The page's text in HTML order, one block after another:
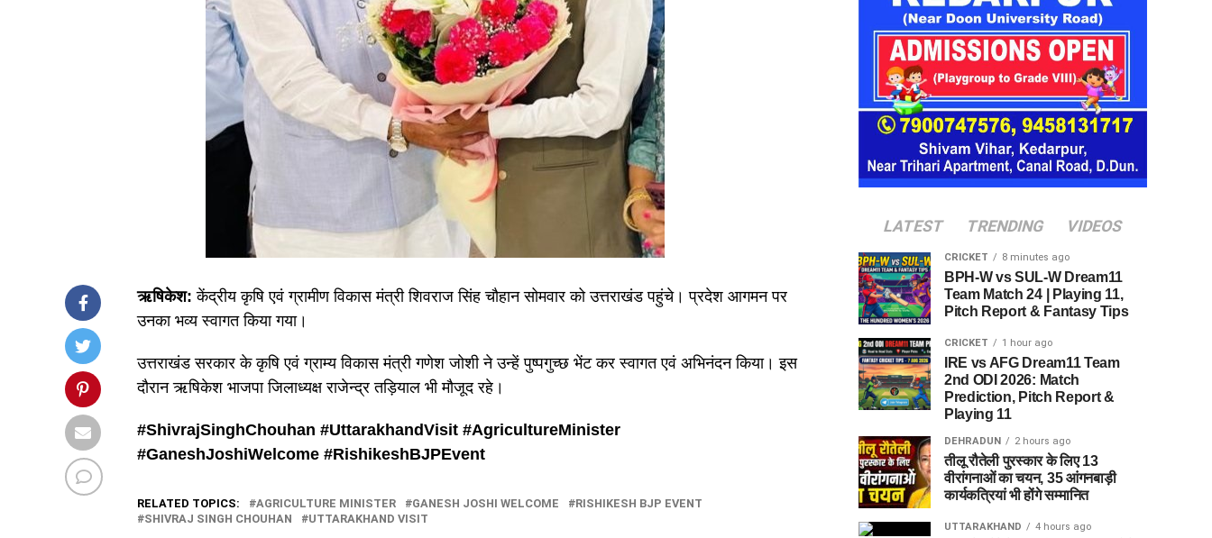
ऋषिकेश:केंद्रीय कृषि एवं ग्रामीण विकास मंत्री शिवराज सिंह चौहान सोमवार को उत्तराखंड पहुंचे। प्रदेश आगमन पर
उनका भव्य स्वागत किया गया।
उत्तराखंड सरकार के कृषि एवं ग्राम्य विकास मंत्री गणेश जोशी ने उन्हें पुष्पगुच्छ भेंट कर स्वागत एवं अभिनंदन किया। इस
दौरान ऋषिकेश भाजपा जिलाध्यक्ष राजेन्द्र तड़ियाल भी मौजूद रहे।
#ShivrajSinghChouhan #UttarakhandVisit #AgricultureMinister
#GaneshJoshiWelcome #RishikeshBJPEvent
RELATED TOPICS: AGRICULTURE MINISTER GANESH JOSHI WELCOME
RISHIKESH BJP EVENT
SHIVRAJ SINGH CHOUHAN
UTTARAKHAND VISIT
LATEST TRENDING VIDEOS
CRICKET 8 minutes ago
BPH-W vs SUL-W Dream11
Team Match 24 | Playing 11,
Pitch Report & Fantasy Tips
CRICKET 1 hour ago
IRE vs AFG Dream11 Team
2nd ODI 2026: Match
Prediction, Pitch Report &
Playing 11
DEHRADUN 2 hours ago
तीलू रौतेली पुरस्कार के लिए 13
वीरांगनाओं का चयन, 35 आंगनबाड़ी
कार्यकत्रियां भी होंगे सम्मानित
UTTARAKHAND 4 hours ago